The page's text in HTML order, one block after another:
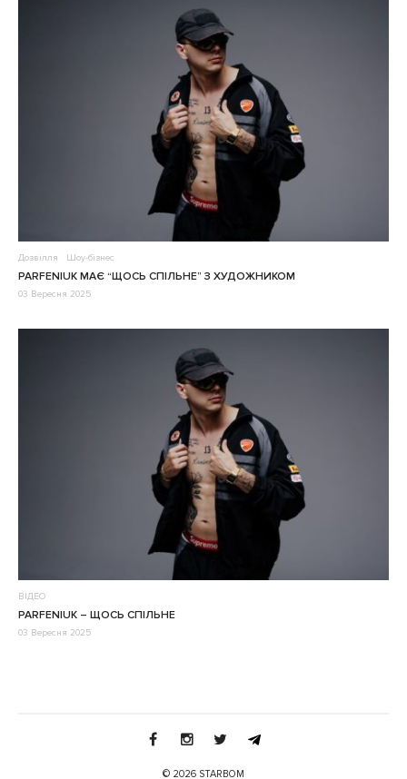
Дозвілля Шоу-бізнес
PARFENIUK МАЄ “ЩОСЬ СПІЛЬНЕ” З ХУДОЖНИКОМ
03 Вересня 2025
ВІДЕО
PARFENIUK – ЩОСЬ СПІЛЬНЕ
03 Вересня 2025
© 2026 STARBOM